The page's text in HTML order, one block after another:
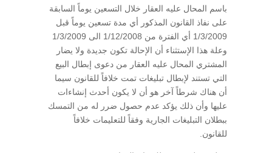
باسم المحال عليه العقار خلال التسعين يوماً السابقة
على نفاذ القانون المذكور أي مدة تسعين يوماً قبل
1/3/2009 أي الفترة من 1/12/2008 الى 1/3/2009
وعلة هذا الإستثناء أن الإحالة تكون جديدة ولا يضار
المشتري المحال عليه العقار من دعوى إبطال البيع
التي تستند لإبطال تبليغات تمت خلافاً للقانون سيما
أن هناك شرطاً آخر هو أن لا يكون أحدث إنشاءات
عليها وأن ذلك يؤكد عدم حصول ضرر له من التمسك
ببطلان التبليغات الجارية وفقاً للتعليمات خلافاً
للقانون.